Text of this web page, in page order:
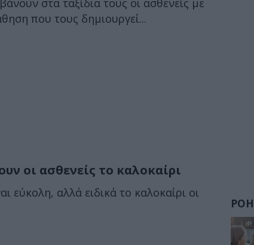
στα ταξίδια τους οι ασθενείς με
που τους δημιουργεί...
οι ασθενείς το καλοκαίρι
εύκολη, αλλά ειδικά το καλοκαίρι οι